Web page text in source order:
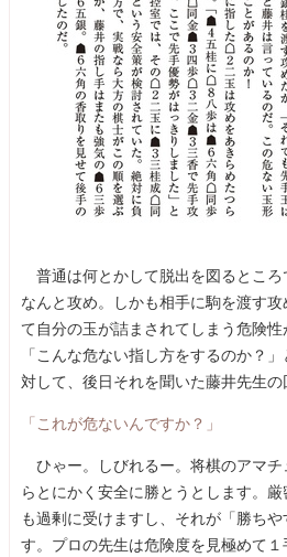
普通は何とかして脱出を図るところ
なんと攻め。しかも相手に駒を渡す
て自分の玉が詰まされてしまう危険性
「こんな危ない指し方をするのか？
対して、後日それを聞いた藤井先生の
「これが危ないんですか？」
ひゃー。しびれるー。将棋のアマチ
らとにかく安全に勝とうとします。
も過剰に受けますし、それが「勝ち
す。プロの先生は危険度を見極めて